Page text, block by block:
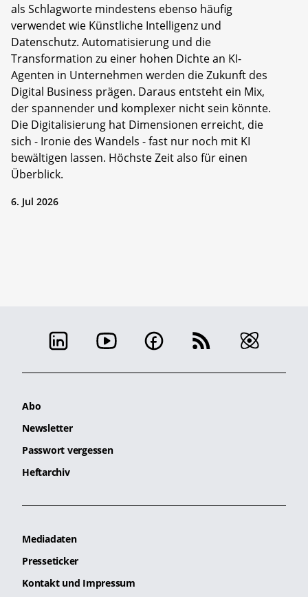
als Schlagworte mindestens ebenso häufig
verwendet wie Künstliche Intelligenz und
Datenschutz. Automatisierung und die
Transformation zu einer hohen Dichte an KI-
Agenten in Unternehmen werden die Zukunft des
Digital Business prägen. Daraus entsteht ein Mix,
der spannender und komplexer nicht sein könnte.
Die Digitalisierung hat Dimensionen erreicht, die
sich - Ironie des Wandels - fast nur noch mit KI
bewältigen lassen. Höchste Zeit also für einen
Überblick.
6. Jul 2026
Abo
Newsletter
Passwort vergessen
Heftarchiv
Mediadaten
Presseticker
Kontakt und Impressum